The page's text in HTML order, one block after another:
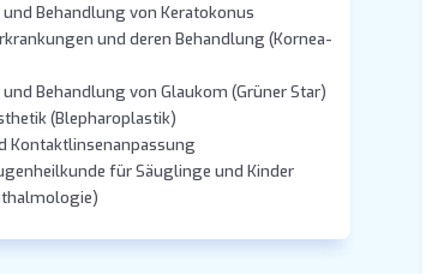
Behandlung von Keratokonus
und deren Behandlung (Kornea-
Behandlung von Glaukom (Grüner Star)
(Blepharoplastik)
Kontaktlinsenanpassung
für Säuglinge und Kinder